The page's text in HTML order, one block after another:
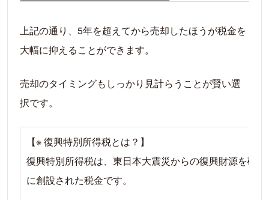
上記の通り、5年を超えてから売却したほうが税金を
大幅に抑えることができます。
売却のタイミングもしっかり見計らうことが賢い選
択です。
【※ 復興特別所得税とは？】
復興特別所得税は、東日本大震災からの復興財源を確
に創設された税金です。